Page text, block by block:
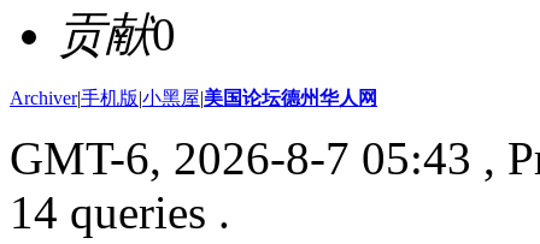
贡献0
Archiver|手机版|小黑屋|美国论坛德州华人网
GMT-6, 2026-8-7 05:43 ,
14 queries .